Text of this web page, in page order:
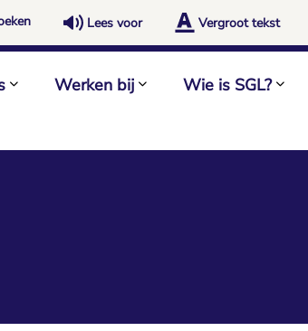
Lees voor Vergroot tekst
Werken bij Wie is SGL?